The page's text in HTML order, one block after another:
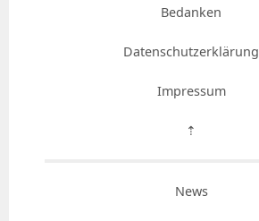
Bedanken
Datenschutzerklärung
Impressum
⇡
News